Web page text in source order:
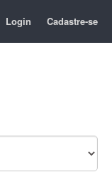
Login Cadastre-se